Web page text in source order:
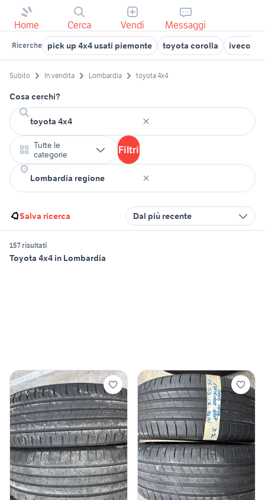
Home Cerca Vendi Messaggi
Ricerche pick up 4x4 usati piemonte toyota corolla iveco
Subito In vendita Lombardia toyota 4x4
Cosa cerchi?
Tutte le
categorie
Filtri
Salva ricerca Dal più recente
157 risultati
Toyota 4x4 in Lombardia